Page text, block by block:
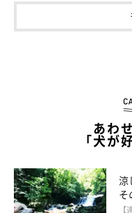
らいと
あわ
「犬が
涼
そ